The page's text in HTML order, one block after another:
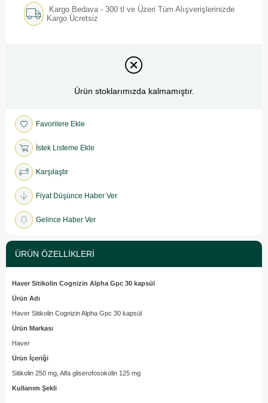
Kargo Bedava - 300 tl ve Üzeri Tüm Alışverişlerinizde
Kargo Ücretsiz
Ürün stoklarımızda kalmamıştır.
Favorilere Ekle
İstek Listeme Ekle
Karşılaştır
Fiyat Düşünce Haber Ver
Gelince Haber Ver
ÜRÜN ÖZELLIKLERI
Haver Sitikolin Cognizin Alpha Gpc 30 kapsül
Ürün Adı
Haver Sitikolin Cognizin Alpha Gpc 30 kapsül
Ürün Markası
Haver
Ürün İçeriği
Sitikolin 250 mg, Alfa gliserofosokolin 125 mg
Kullanım Şekli